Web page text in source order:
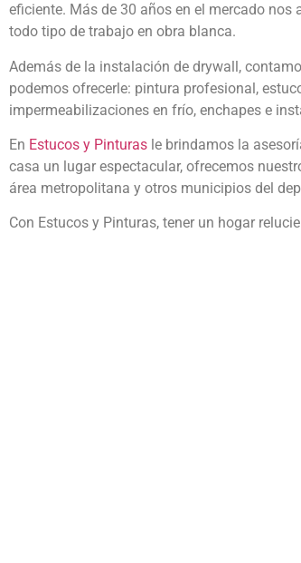
eficiente. Más de 30 años en el mercado
todo tipo de trabajo en obra blanca.
Además de la instalación de drywall,
podemos ofrecerle: pintura profesional,
impermeabilizaciones en frío, enchapes e
En Estucos y Pinturas le brindamos la
casa un lugar espectacular, ofrecemos
área metropolitana y otros municipios del
Con Estucos y Pinturas, tener un hogar